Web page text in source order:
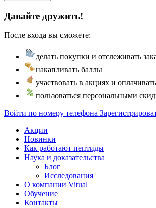
Давайте дружить!
После входа вы сможете:
делать покупки и отслеживать
накапливать баллы
участвовать в акциях и
пользоваться персональными
Войти по номеру телефона
Акции
Новинки
Как работают пептиды
Наука и доказательства
Блог
Исследования
О компании Vitual
Обучение
Контакты